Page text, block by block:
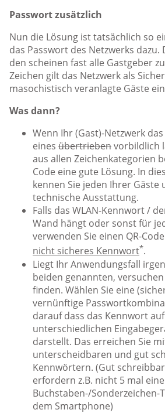
Passwort zusätzlich
Nun die Lösung ist tatsächlich so
das Passwort des Netzwerks dazu.
den scheinen fast alle Gastgeber
Zeichen gilt das Netzwerk als
masochistisch veranlagte Gäste
Was dann?
Wenn Ihr (Gast)-Netzwerk
eines übertriebenvorbildlich
aus allen Zeichenkategorien
Code eine gute Lösung. In
kennen Sie jeden Ihrer Gäste
technische Ausstattung.
Falls das WLAN-Kennwort /
Wand hängt oder sonst für
verwenden Sie einen QR-
nicht sicheres Kennwort*.
Liegt Ihr Anwendungsfall
beiden genannten, versuchen
finden. Wählen Sie eine
vernünftige
darauf dass das Kennwort
unterschiedlichen
darstellt. Das erreichen Sie
unterscheidbaren und gut
Kennwörtern. (Gut
erfordern z.B. nicht 5 mal
Buchstaben-/Sonderzeichen-
dem Smartphone)